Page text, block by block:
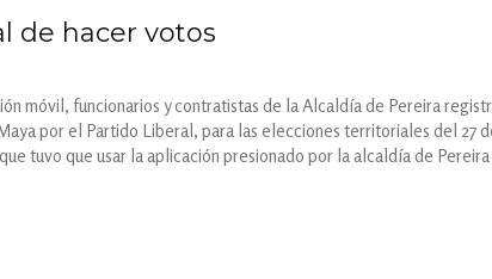
de hacer votos
móvil, funcionarios y contratistas de la Alcaldía de Pereira
por el Partido Liberal, para las elecciones territoriales del 27
tuvo que usar la aplicación presionado por la alcaldía de Pereira